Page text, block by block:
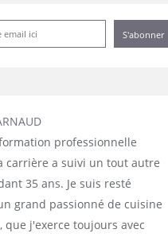
professionnelle
carrière a suivi un tout autre
35 ans. Je suis resté
grand passionné de cuisine
que j'exerce toujours avec